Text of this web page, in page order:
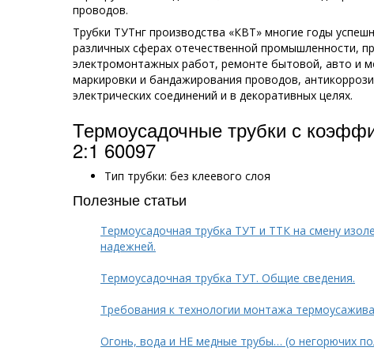
проводов.
Трубки ТУТнг производства «КВТ» многие годы
различных сферах отечественной промышленности,
электромонтажных работ, ремонте бытовой, авто и
маркировки и бандажирования проводов,
электрических соединений и в декоративных целях.
Термоусадочные трубки с
2:1 60097
Тип трубки: без клеевого слоя
Полезные статьи
Термоусадочная трубка ТУТ и ТТК на смену
надежней.
Термоусадочная трубка ТУТ. Общие сведения.
Требования к технологии монтажа
Огонь, вода и НЕ медные трубы… (о негорючих